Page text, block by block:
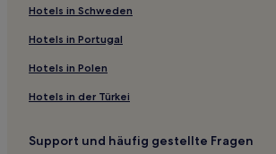
Hotels nahe Bahnhof Bärby
Hotels nahe Royal Mounds
Hotels nahe Bahnhof Tobo
Hotels nahe Bålsta Centrum
Hotels nahe Bahnhof Bärby
Hotels in Schweden
Hotels in Portugal
Hotels in Polen
Hotels in der Türkei
Support und häufig gestellte Fragen